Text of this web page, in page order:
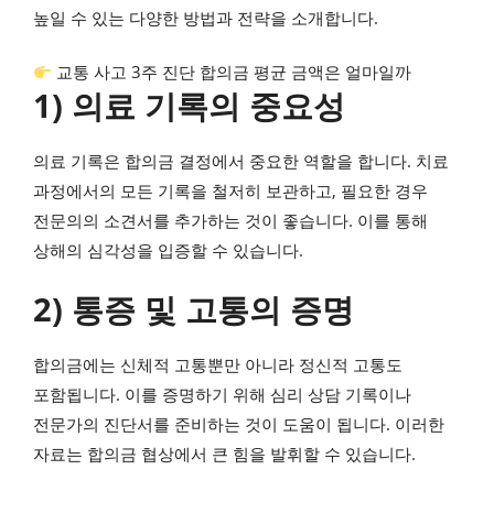
높일 수 있는 다양한 방법과 전략을 소개합니다.
교통 사고 3주 진단 합의금 평균 금액은 얼마일까
1) 의료 기록의 중요성
의료 기록은 합의금 결정에서 중요한 역할을 합니다. 치료
과정에서의 모든 기록을 철저히 보관하고, 필요한 경우
전문의의 소견서를 추가하는 것이 좋습니다. 이를 통해
상해의 심각성을 입증할 수 있습니다.
2) 통증 및 고통의 증명
합의금에는 신체적 고통뿐만 아니라 정신적 고통도
포함됩니다. 이를 증명하기 위해 심리 상담 기록이나
전문가의 진단서를 준비하는 것이 도움이 됩니다. 이러한
자료는 합의금 협상에서 큰 힘을 발휘할 수 있습니다.